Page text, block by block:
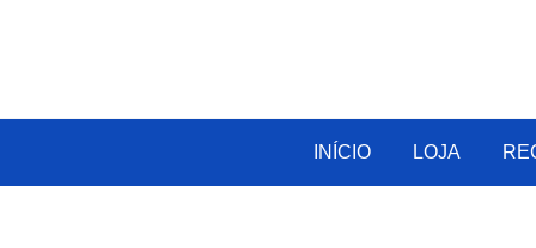
INÍCIO LOJA